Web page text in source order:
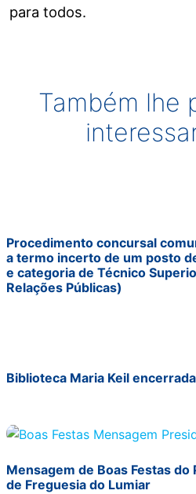
para todos.
Também lhe
Procedimento concursal
a termo incerto de um posto
e categoria de Técnico
Relações Públicas)
Biblioteca Maria Keil
Mensagem de Boas Festas
de Freguesia do Lumiar